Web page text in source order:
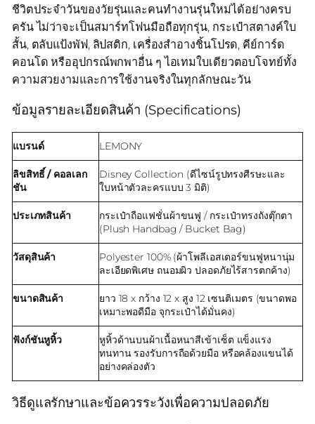
ชีวิตประจำวันของวัยรุ่นและคนทำงานรุ่นใหม่ได้อย่างครบ
ครัน ไม่ว่าจะเป็นสมาร์ทโฟนมือถือทุกรุ่น, กระเป๋าสตางค์ใบ
สั้น, ตลับแป้งพัฟ, ลิปสติก, เครื่องสำอางชิ้นโปรด, คีย์การ์ด
คอนโด หรืออุปกรณ์พกพาอื่น ๆ ไอเทมใบเดียวตอบโจทย์ทั้ง
ความสวยงามและการใช้งานจริงในทุกลักษณะวัน
ข้อมูลรายละเอียดสินค้า (Specifications)
แบรนด์ LEMONY
ลิขสิทธิ์ / คอลเลก
ชัน
Disney Collection (ดีไซน์รูปทรงศีรษะและ
ใบหน้าตัวละครแบบ 3 มิติ)
ประเภทสินค้า
กระเป๋าถือแฟชั่นผ้าขนฟู / กระเป๋าทรงถังตุ๊กตา
(Plush Handbag / Bucket Bag)
วัสดุสินค้า
Polyester 100% (ผ้าโพลีเอสเตอร์ขนฟูหนานุ่ม
ละเอียดพิเศษ ถนอมผิว ปลอดภัยไร้สารตกค้าง)
ขนาดสินค้า
ยาว 18 x กว้าง 12 x สูง 12 เซนติเมตร (ขนาดพอ
เหมาะพอดีมือ จุกระเป๋าได้มั่นคง)
ฟังก์ชันหูหิ้ว
หูหิ้วด้านบนผ้าเนื้อหนาสีเข้าเซ็ต แข็งแรง
ทนทาน รองรับการถือด้วยมือ หรือคล้องแขนได้
อย่างคล่องตัว
วิธีดูแลรักษาและข้อควรระวังเพื่อความปลอดภัย